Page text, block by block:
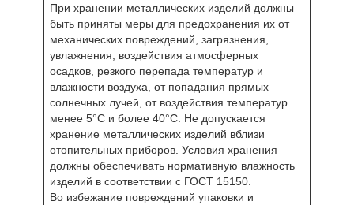
При хранении металлических изделий должны
быть приняты меры для предохранения их от
механических повреждений, загрязнения,
увлажнения, воздействия атмосферных
осадков, резкого перепада температур и
влажности воздуха, от попадания прямых
солнечных лучей, от воздействия температур
менее 5°С и более 40°С. Не допускается
хранение металлических изделий вблизи
отопительных приборов. Условия хранения
должны обеспечивать нормативную влажность
изделий в соответствии с ГОСТ 15150.
Во избежание повреждений упаковки и